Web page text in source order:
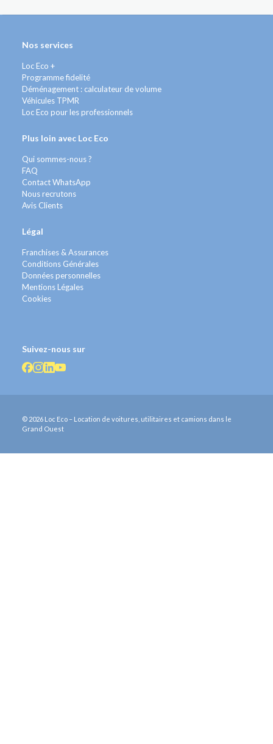
Nos services
Loc Eco +
Programme fidelité
Déménagement : calculateur de volume
Véhicules TPMR
Loc Eco pour les professionnels
Plus loin avec Loc Eco
Qui sommes-nous ?
FAQ
Contact WhatsApp
Nous recrutons
Avis Clients
Légal
Franchises & Assurances
Conditions Générales
Données personnelles
Mentions Légales
Cookies
Suivez-nous sur
© 2026 Loc Eco – Location de voitures, utilitaires et camions dans le
Grand Ouest